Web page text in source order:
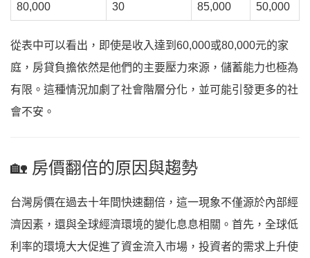
80,000 30 85,000 50,000
從表中可以看出，即使是收入達到60,000或80,000元的家
庭，房貸負擔依然是他們的主要壓力來源，儲蓄能力也極為
有限。這種情況加劇了社會階層分化，並可能引發更多的社
會不安。
🏡 房價翻倍的原因與趨勢
台灣房價在過去十年間快速翻倍，這一現象不僅源於內部經
濟因素，還與全球經濟環境的變化息息相關。首先，全球低
利率的環境大大促進了資金流入市場，投資者的需求上升使